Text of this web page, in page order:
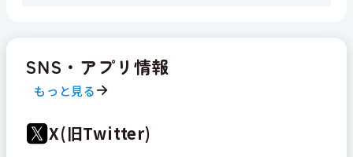
SNS・アプリ情報
もっと見る
X(旧Twitter)